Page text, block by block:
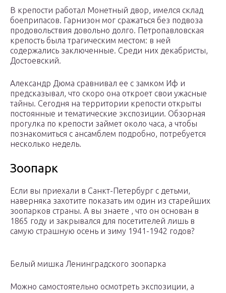
В крепости работал Монетный двор, имелся склад
боеприпасов. Гарнизон мог сражаться без подвоза
продовольствия довольно долго. Петропавловская
крепость была трагическим местом: в ней
содержались заключенные. Среди них декабристы,
Достоевский.
Александр Дюма сравнивал ее с замком Иф и
предсказывал, что скоро она откроет свои ужасные
тайны. Сегодня на территории крепости открыты
постоянные и тематические экспозиции. Обзорная
прогулка по крепости займет около часа, а чтобы
познакомиться с ансамблем подробно, потребуется
несколько недель.
Зоопарк
Если вы приехали в Санкт-Петербург с детьми,
наверняка захотите показать им один из старейших
зоопарков страны. А вы знаете , что он основан в
1865 году и закрывался для посетителей лишь в
самую страшную осень и зиму 1941-1942 годов?
Белый мишка Ленинградского зоопарка
Можно самостоятельно осмотреть экспозиции, а